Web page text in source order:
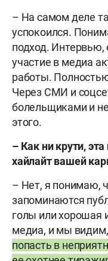
– На самом деле
успокоился.
подход.
участие в медиа
работы.
Через СМИ и
болельщиками и
этого.
– Как ни крути,
хайлайт вашей
– Нет, я понимаю,
запоминаются
голы или хорошая
медиа, и мы
попасть в